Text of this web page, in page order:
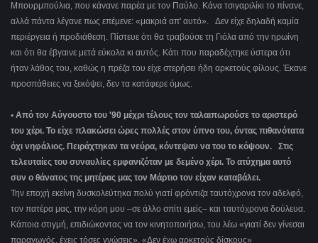
Μπουρμπούλια, που κάνανε παρέα με τον Παύλο. Κάνα τσιγαριλίκι το πίνανε,
αλλά πάντα λέγανε πως επέμενε: «μακριά απ' αυτό». Δεν είχε δηλαδή καμία
περιέργεια ή προδιάθεση. Πίστευε ότι θα τραβούσε τη Γιόλα από την ηρωίνη
και ότι θα έβγαινε μετά εύκολα κι αυτός. Κάτι που παραδέχτηκε ύστερα ότι
ήταν λάθος του, καθώς η πρέζα του είχε στερήσει ήδη αρκετούς φίλους. Έκανε
προσπάθειες να ξεκόψει, δεν τα κατάφερε όμως.
• Από τον Αύγουστο του '90 μέχρι τέλους τον ταλαιπωρούσε το αριστερό
του χέρι. Το είχε πλακώσει ώρες πολλές στον ύπνο του, όντας πιθανότατα
όχι νηφάλιος. Πειράχτηκαν τα νεύρα, κόντεψαν να του το κόψουν. Στις
τελευταίες του συναυλίες εμφανιζόταν με δεμένο χέρι. Το ατύχημα αυτό
συν ο θάνατος της μητέρας μας τον Μάρτιο τον είχαν καταβάλει.
Την εποχή εκείνη δυσκολεύτηκα πολύ γιατί φρόντιζα ταυτόχρονα τον αδελφό,
τον πατέρα μας, την κόρη μου –σε άλλο σπίτι εμείς‒ και ταυτόχρονα δούλευα.
Κάποια στιγμή, επιδιώκοντας να τον κινητοποιήσω, του λέω «γιατί δεν γίνεσαι
παραγωγός, έχεις τόσες γνώσεις». «Δεν έχω αρκετούς δίσκους»